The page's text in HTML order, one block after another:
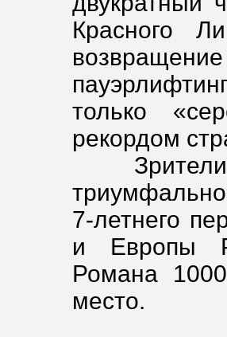
Красного
только
рекордом
Зрители
7-летнего
и Европы
Романа
место.